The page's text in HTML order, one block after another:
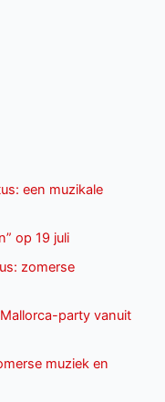
een muzikale
op 19 juli
zomerse
party vanuit
muziek en